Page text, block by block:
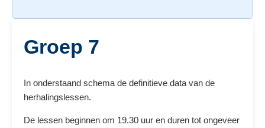
Groep 7
In onderstaand schema de definitieve data van de
herhalingslessen.
De lessen beginnen om 19.30 uur en duren tot ongeveer